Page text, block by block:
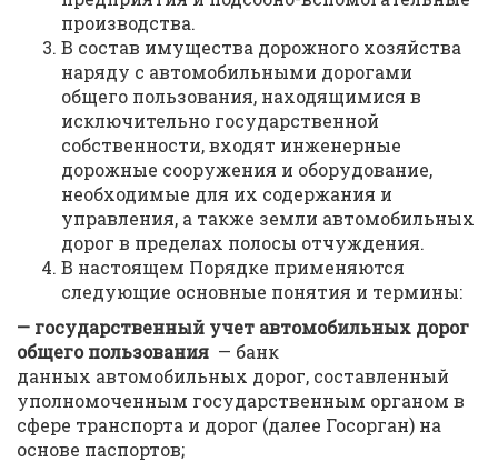
производства.
В состав имущества дорожного хозяйства
наряду с автомобильными дорогами
общего пользования, находящимися в
исключительно государственной
собственности, входят инженерные
дорожные сооружения и оборудование,
необходимые для их содержания и
управления, а также земли автомобильных
дорог в пределах полосы отчуждения.
В настоящем Порядке применяются
следующие основные понятия и термины:
— государственный учет автомобильных дорог
общего пользования — банк
данных автомобильных дорог, составленный
уполномоченным государственным органом в
сфере транспорта и дорог (далее Госорган) на
основе паспортов;